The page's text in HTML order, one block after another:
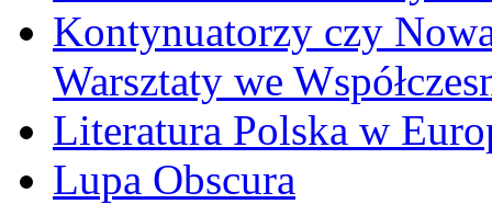
Kontynuatorzy czy
Warsztaty we
Literatura Polska w
Lupa Obscura